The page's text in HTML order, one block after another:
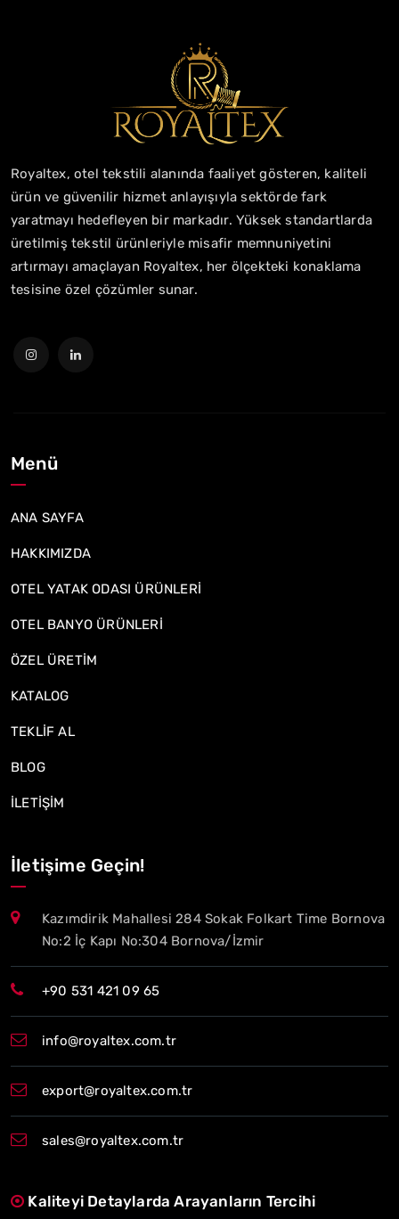
Royaltex, otel tekstili alanında faaliyet gösteren, kaliteli
ürün ve güvenilir hizmet anlayışıyla sektörde fark
yaratmayı hedefleyen bir markadır. Yüksek standartlarda
üretilmiş tekstil ürünleriyle misafir memnuniyetini
artırmayı amaçlayan Royaltex, her ölçekteki konaklama
tesisine özel çözümler sunar.
Menü
ANA SAYFA
HAKKIMIZDA
OTEL YATAK ODASI ÜRÜNLERİ
OTEL BANYO ÜRÜNLERİ
ÖZEL ÜRETİM
KATALOG
TEKLİF AL
BLOG
İLETİŞİM
İletişime Geçin!
Kazımdirik Mahallesi 284 Sokak Folkart Time Bornova
No:2 İç Kapı No:304 Bornova/İzmir
+90 531 421 09 65
info@royaltex.com.tr
export@royaltex.com.tr
sales@royaltex.com.tr
Kaliteyi Detaylarda Arayanların Tercihi